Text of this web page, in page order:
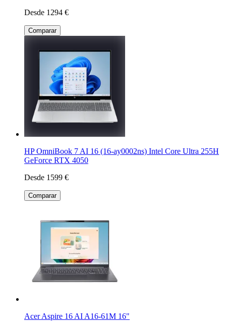
Desde 1294 €
Comparar
HP OmniBook 7 AI 16 (16-ay0002ns) Intel Core Ultra 255H
GeForce RTX 4050
Desde 1599 €
Comparar
Acer Aspire 16 AI A16-61M 16"